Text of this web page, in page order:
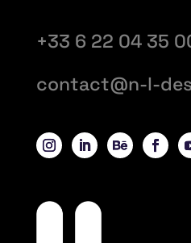
+33 6 22 04 35
contact@n-l-